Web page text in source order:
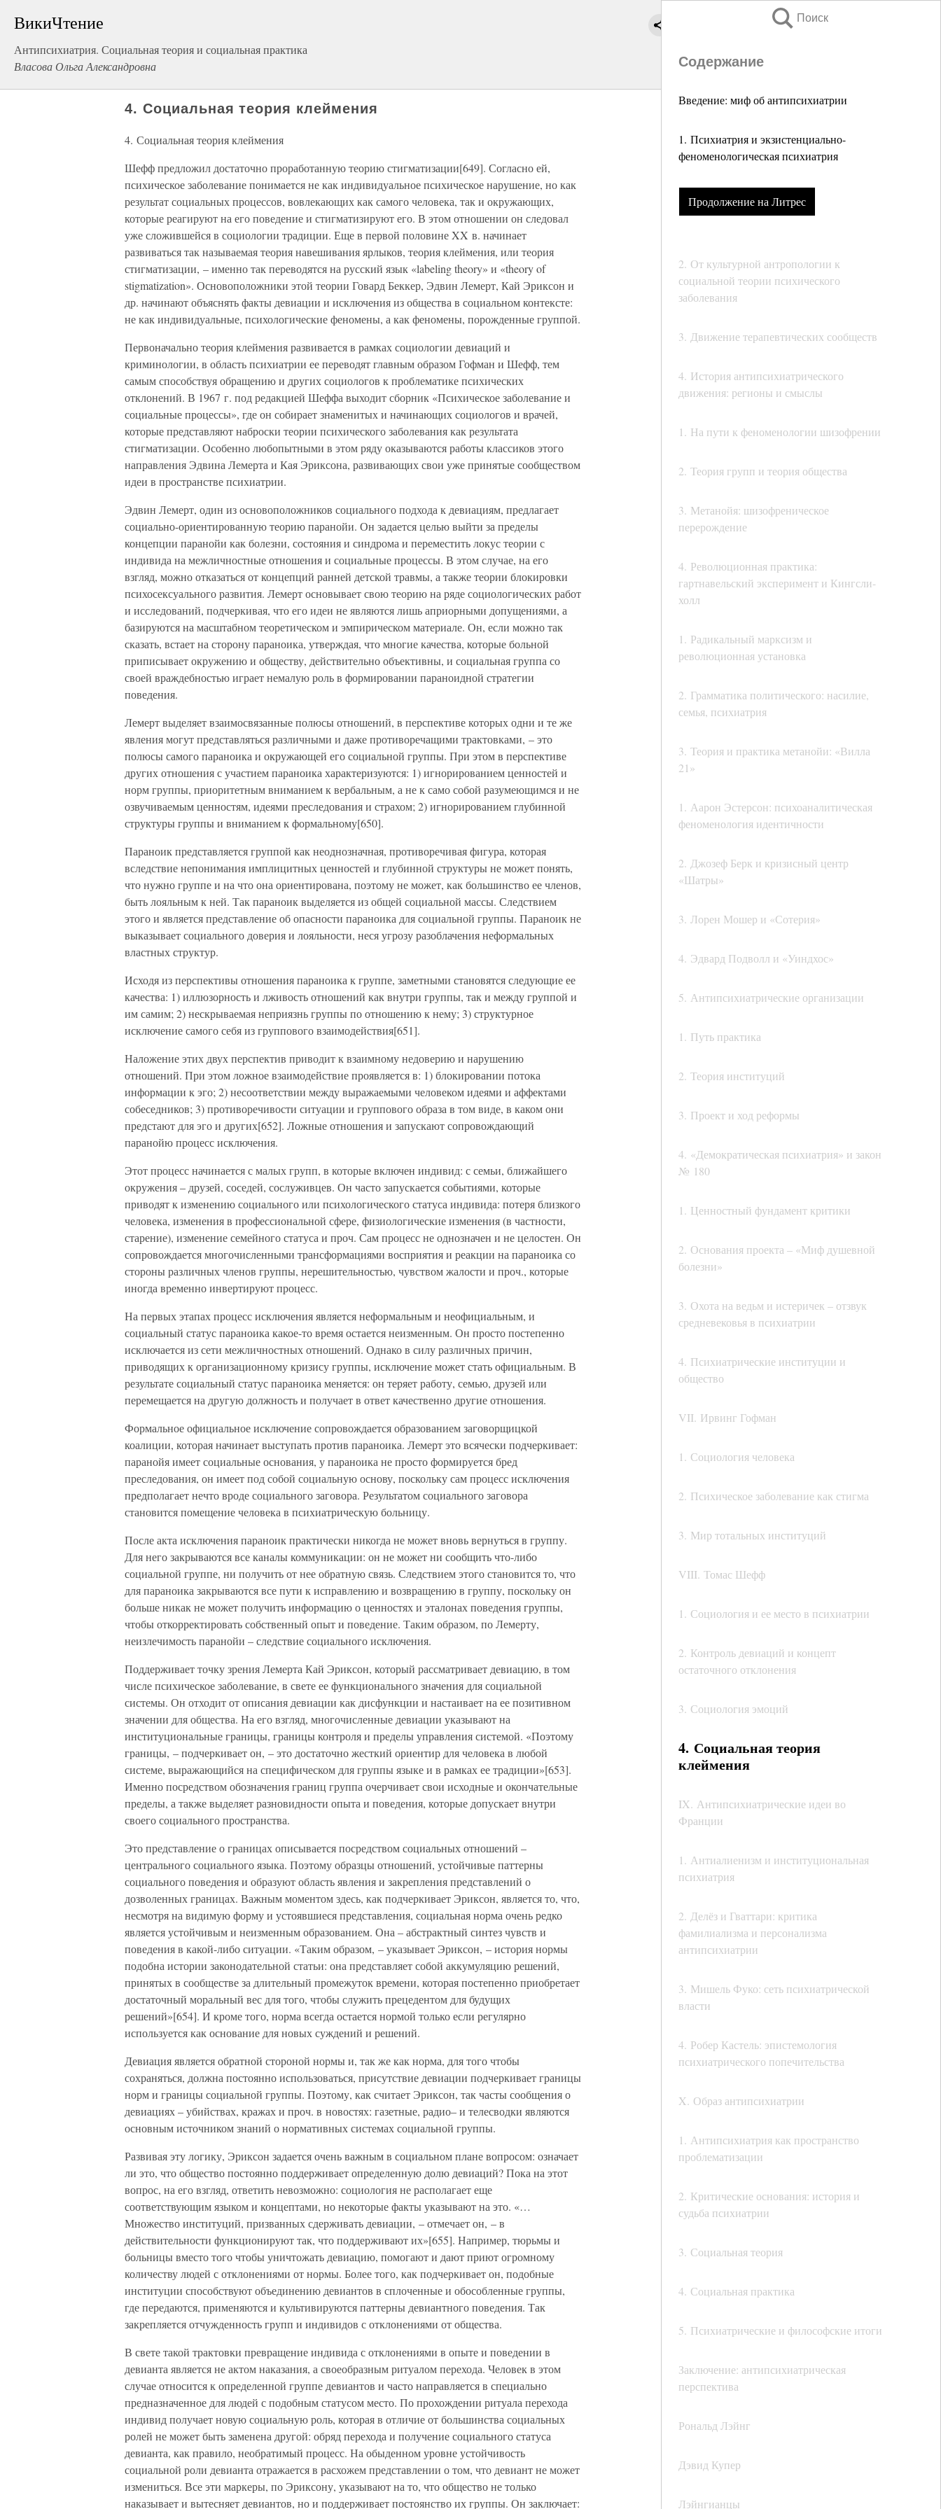
ВикиЧтение
Антипсихиатрия. Социальная теория и социальная практика
Власова Ольга Александровна
Поиск
Содержание
Введение: миф об антипсихиатрии
1. Психиатрия и экзистенциально-
феноменологическая психиатрия
Продолжение на Литрес
2. От культурной антропологии к
социальной теории психического
заболевания
3. Движение терапевтических сообществ
4. История антипсихиатрического
движения: регионы и смыслы
1. На пути к феноменологии шизофрении
2. Теория групп и теория общества
3. Метанойя: шизофреническое
перерождение
4. Революционная практика:
гартнавельский эксперимент и Кингсли-
холл
1. Радикальный марксизм и
революционная установка
2. Грамматика политического: насилие,
семья, психиатрия
3. Теория и практика метанойи: «Вилла
21»
1. Аарон Эстерсон: психоаналитическая
феноменология идентичности
2. Джозеф Берк и кризисный центр
«Шатры»
3. Лорен Мошер и «Сотерия»
4. Эдвард Подволл и «Уиндхос»
5. Антипсихиатрические организации
1. Путь практика
2. Теория институций
3. Проект и ход реформы
4. «Демократическая психиатрия» и закон
№ 180
1. Ценностный фундамент критики
2. Основания проекта – «Миф душевной
болезни»
3. Охота на ведьм и истеричек – отзвук
средневековья в психиатрии
4. Психиатрические институции и
общество
VII. Ирвинг Гофман
1. Социология человека
2. Психическое заболевание как стигма
3. Мир тотальных институций
VIII. Томас Шефф
1. Социология и ее место в психиатрии
2. Контроль девиаций и концепт
остаточного отклонения
3. Социология эмоций
4. Социальная теория
клеймения
IX. Антипсихиатрические идеи во
Франции
1. Антиалиенизм и институциональная
психиатрия
2. Делёз и Гваттари: критика
фамилиализма и персонализма
антипсихиатрии
3. Мишель Фуко: сеть психиатрической
власти
4. Робер Кастель: эпистемология
психиатрического попечительства
X. Образ антипсихиатрии
1. Антипсихиатрия как пространство
проблематизации
2. Критические основания: история и
судьба психиатрии
3. Социальная теория
4. Социальная практика
5. Психиатрические и философские итоги
Заключение: антипсихиатрическая
перспектива
Рональд Лэйнг
Дэвид Купер
Лэйнгианцы
4. Социальная теория клеймения
4. Социальная теория клеймения
Шефф предложил достаточно проработанную теорию стигматизации[649]. Согласно ей,
психическое заболевание понимается не как индивидуальное психическое нарушение, но как
результат социальных процессов, вовлекающих как самого человека, так и окружающих,
которые реагируют на его поведение и стигматизируют его. В этом отношении он следовал
уже сложившейся в социологии традиции. Еще в первой половине XX в. начинает
развиваться так называемая теория навешивания ярлыков, теория клеймения, или теория
стигматизации, – именно так переводятся на русский язык «labeling theory» и «theory of
stigmatization». Основоположники этой теории Говард Беккер, Эдвин Лемерт, Кай Эриксон и
др. начинают объяснять факты девиации и исключения из общества в социальном контексте:
не как индивидуальные, психологические феномены, а как феномены, порожденные группой.
Первоначально теория клеймения развивается в рамках социологии девиаций и
криминологии, в область психиатрии ее переводят главным образом Гофман и Шефф, тем
самым способствуя обращению и других социологов к проблематике психических
отклонений. В 1967 г. под редакцией Шеффа выходит сборник «Психическое заболевание и
социальные процессы», где он собирает знаменитых и начинающих социологов и врачей,
которые представляют наброски теории психического заболевания как результата
стигматизации. Особенно любопытными в этом ряду оказываются работы классиков этого
направления Эдвина Лемерта и Кая Эриксона, развивающих свои уже принятые сообществом
идеи в пространстве психиатрии.
Эдвин Лемерт, один из основоположников социального подхода к девиациям, предлагает
социально-ориентированную теорию паранойи. Он задается целью выйти за пределы
концепции паранойи как болезни, состояния и синдрома и переместить локус теории с
индивида на межличностные отношения и социальные процессы. В этом случае, на его
взгляд, можно отказаться от концепций ранней детской травмы, а также теории блокировки
психосексуального развития. Лемерт основывает свою теорию на ряде социологических работ
и исследований, подчеркивая, что его идеи не являются лишь априорными допущениями, а
базируются на масштабном теоретическом и эмпирическом материале. Он, если можно так
сказать, встает на сторону параноика, утверждая, что многие качества, которые больной
приписывает окружению и обществу, действительно объективны, и социальная группа со
своей враждебностью играет немалую роль в формировании параноидной стратегии
поведения.
Лемерт выделяет взаимосвязанные полюсы отношений, в перспективе которых одни и те же
явления могут представляться различными и даже противоречащими трактовками, – это
полюсы самого параноика и окружающей его социальной группы. При этом в перспективе
других отношения с участием параноика характеризуются: 1) игнорированием ценностей и
норм группы, приоритетным вниманием к вербальным, а не к само собой разумеющимся и не
озвучиваемым ценностям, идеями преследования и страхом; 2) игнорированием глубинной
структуры группы и вниманием к формальному[650].
Параноик представляется группой как неоднозначная, противоречивая фигура, которая
вследствие непонимания имплицитных ценностей и глубинной структуры не может понять,
что нужно группе и на что она ориентирована, поэтому не может, как большинство ее членов,
быть лояльным к ней. Так параноик выделяется из общей социальной массы. Следствием
этого и является представление об опасности параноика для социальной группы. Параноик не
выказывает социального доверия и лояльности, неся угрозу разоблачения неформальных
властных структур.
Исходя из перспективы отношения параноика к группе, заметными становятся следующие ее
качества: 1) иллюзорность и лживость отношений как внутри группы, так и между группой и
им самим; 2) нескрываемая неприязнь группы по отношению к нему; 3) структурное
исключение самого себя из группового взаимодействия[651].
Наложение этих двух перспектив приводит к взаимному недоверию и нарушению
отношений. При этом ложное взаимодействие проявляется в: 1) блокировании потока
информации к эго; 2) несоответствии между выражаемыми человеком идеями и аффектами
собеседников; 3) противоречивости ситуации и группового образа в том виде, в каком они
предстают для эго и других[652]. Ложные отношения и запускают сопровождающий
паранойю процесс исключения.
Этот процесс начинается с малых групп, в которые включен индивид: с семьи, ближайшего
окружения – друзей, соседей, сослуживцев. Он часто запускается событиями, которые
приводят к изменению социального или психологического статуса индивида: потеря близкого
человека, изменения в профессиональной сфере, физиологические изменения (в частности,
старение), изменение семейного статуса и проч. Сам процесс не однозначен и не целостен. Он
сопровождается многочисленными трансформациями восприятия и реакции на параноика со
стороны различных членов группы, нерешительностью, чувством жалости и проч., которые
иногда временно инвертируют процесс.
На первых этапах процесс исключения является неформальным и неофициальным, и
социальный статус параноика какое-то время остается неизменным. Он просто постепенно
исключается из сети межличностных отношений. Однако в силу различных причин,
приводящих к организационному кризису группы, исключение может стать официальным. В
результате социальный статус параноика меняется: он теряет работу, семью, друзей или
перемещается на другую должность и получает в ответ качественно другие отношения.
Формальное официальное исключение сопровождается образованием заговорщицкой
коалиции, которая начинает выступать против параноика. Лемерт это всячески подчеркивает:
паранойя имеет социальные основания, у параноика не просто формируется бред
преследования, он имеет под собой социальную основу, поскольку сам процесс исключения
предполагает нечто вроде социального заговора. Результатом социального заговора
становится помещение человека в психиатрическую больницу.
После акта исключения параноик практически никогда не может вновь вернуться в группу.
Для него закрываются все каналы коммуникации: он не может ни сообщить что-либо
социальной группе, ни получить от нее обратную связь. Следствием этого становится то, что
для параноика закрываются все пути к исправлению и возвращению в группу, поскольку он
больше никак не может получить информацию о ценностях и эталонах поведения группы,
чтобы откорректировать собственный опыт и поведение. Таким образом, по Лемерту,
неизлечимость паранойи – следствие социального исключения.
Поддерживает точку зрения Лемерта Кай Эриксон, который рассматривает девиацию, в том
числе психическое заболевание, в свете ее функционального значения для социальной
системы. Он отходит от описания девиации как дисфункции и настаивает на ее позитивном
значении для общества. На его взгляд, многочисленные девиации указывают на
институциональные границы, границы контроля и пределы управления системой. «Поэтому
границы, – подчеркивает он, – это достаточно жесткий ориентир для человека в любой
системе, выражающийся на специфическом для группы языке и в рамках ее традиции»[653].
Именно посредством обозначения границ группа очерчивает свои исходные и окончательные
пределы, а также выделяет разновидности опыта и поведения, которые допускает внутри
своего социального пространства.
Это представление о границах описывается посредством социальных отношений –
центрального социального языка. Поэтому образцы отношений, устойчивые паттерны
социального поведения и образуют область явления и закрепления представлений о
дозволенных границах. Важным моментом здесь, как подчеркивает Эриксон, является то, что,
несмотря на видимую форму и устоявшиеся представления, социальная норма очень редко
является устойчивым и неизменным образованием. Она – абстрактный синтез чувств и
поведения в какой-либо ситуации. «Таким образом, – указывает Эриксон, – история нормы
подобна истории законодательной статьи: она представляет собой аккумуляцию решений,
принятых в сообществе за длительный промежуток времени, которая постепенно приобретает
достаточный моральный вес для того, чтобы служить прецедентом для будущих
решений»[654]. И кроме того, норма всегда остается нормой только если регулярно
используется как основание для новых суждений и решений.
Девиация является обратной стороной нормы и, так же как норма, для того чтобы
сохраняться, должна постоянно использоваться, присутствие девиации подчеркивает границы
норм и границы социальной группы. Поэтому, как считает Эриксон, так часты сообщения о
девиациях – убийствах, кражах и проч. в новостях: газетные, радио– и телесводки являются
основным источником знаний о нормативных системах социальной группы.
Развивая эту логику, Эриксон задается очень важным в социальном плане вопросом: означает
ли это, что общество постоянно поддерживает определенную долю девиаций? Пока на этот
вопрос, на его взгляд, ответить невозможно: социология не располагает еще
соответствующим языком и концептами, но некоторые факты указывают на это. «…
Множество институций, призванных сдерживать девиации, – отмечает он, – в
действительности функционируют так, что поддерживают их»[655]. Например, тюрьмы и
больницы вместо того чтобы уничтожать девиацию, помогают и дают приют огромному
количеству людей с отклонениями от нормы. Более того, как подчеркивает он, подобные
институции способствуют объединению девиантов в сплоченные и обособленные группы,
где передаются, применяются и культивируются паттерны девиантного поведения. Так
закрепляется отчужденность групп и индивидов с отклонениями от общества.
В свете такой трактовки превращение индивида с отклонениями в опыте и поведении в
девианта является не актом наказания, а своеобразным ритуалом перехода. Человек в этом
случае относится к определенной группе девиантов и часто направляется в специально
предназначенное для людей с подобным статусом место. По прохождении ритуала перехода
индивид получает новую социальную роль, которая в отличие от большинства социальных
ролей не может быть заменена другой: обряд перехода и получение социального статуса
девианта, как правило, необратимый процесс. На обыденном уровне устойчивость
социальной роли девианта отражается в расхожем представлении о том, что девиант не может
измениться. Все эти маркеры, по Эриксону, указывают на то, что общество не только
наказывает и вытесняет девиантов, но и поддерживает постоянство их группы. Он заключает: